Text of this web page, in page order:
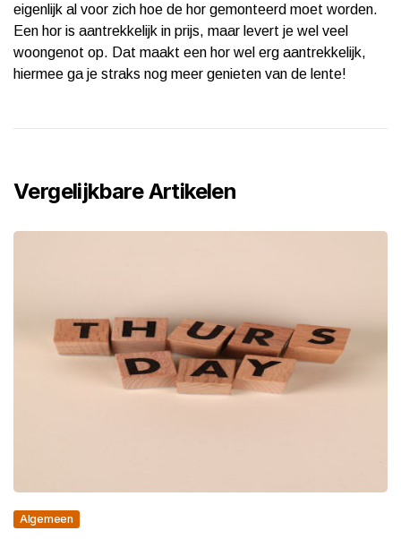
eigenlijk al voor zich hoe de hor gemonteerd moet worden.
Een hor is aantrekkelijk in prijs, maar levert je wel veel
woongenot op. Dat maakt een hor wel erg aantrekkelijk,
hiermee ga je straks nog meer genieten van de lente!
Vergelijkbare Artikelen
Algemeen